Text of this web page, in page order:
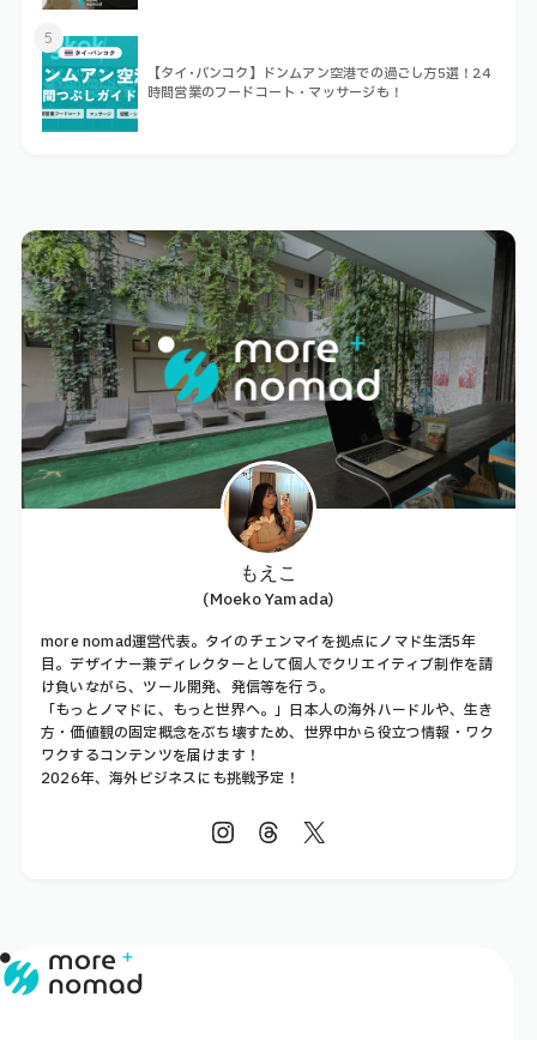
5
【タイ･バンコク】ドンムアン空港での過ごし方5選！24
時間営業のフードコート・マッサージも！
もえこ
(Moeko Yamada)
more nomad運営代表。タイのチェンマイを拠点にノマド生活5年
目。デザイナー兼ディレクターとして個人でクリエイティブ制作を請
け負いながら、ツール開発、発信等を行う。
「もっとノマドに、もっと世界へ。」日本人の海外ハードルや、生き
方・価値観の固定概念をぶち壊すため、世界中から役立つ情報・ワク
ワクするコンテンツを届けます！
2026年、海外ビジネスにも挑戦予定！